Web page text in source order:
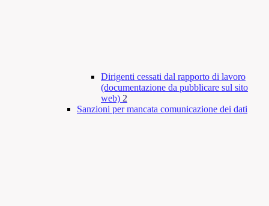
Dirigenti cessati dal rapporto di lavoro
(documentazione da pubblicare sul sito
web) 2
Sanzioni per mancata comunicazione dei dati